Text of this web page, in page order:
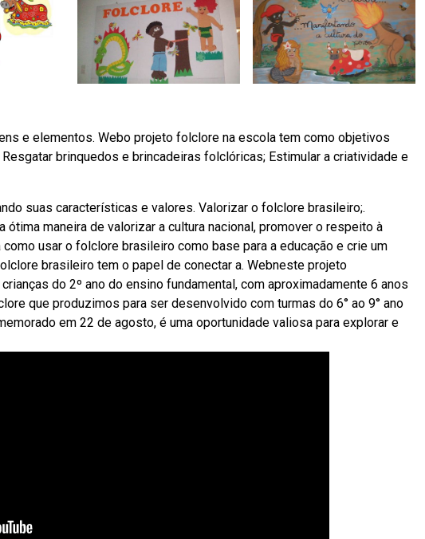
e elementos. Webo projeto folclore na escola tem como objetivos
brinquedos e brincadeiras folclóricas; Estimular a criatividade e
suas características e valores. Valorizar o folclore brasileiro;.
maneira de valorizar a cultura nacional, promover o respeito à
usar o folclore brasileiro como base para a educação e crie um
brasileiro tem o papel de conectar a. Webneste projeto
do 2º ano do ensino fundamental, com aproximadamente 6 anos
que produzimos para ser desenvolvido com turmas do 6° ao 9° ano
em 22 de agosto, é uma oportunidade valiosa para explorar e